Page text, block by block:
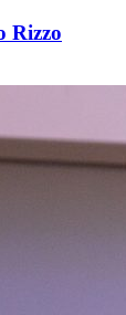
Rizzo